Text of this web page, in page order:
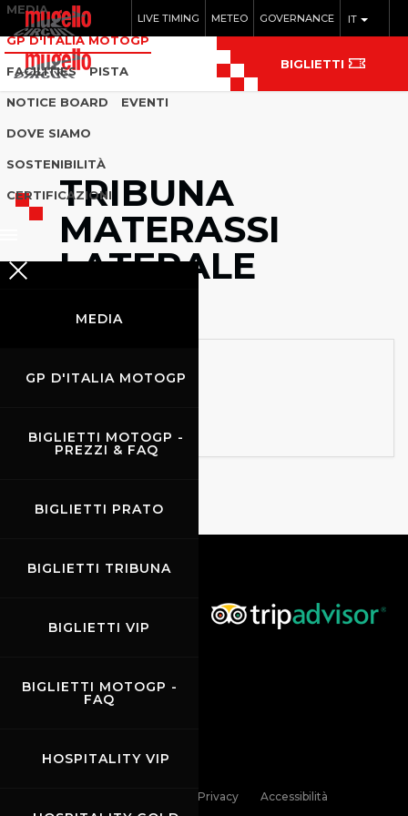
IT
LIVE TIMING METEO GOVERNANCE
MEDIA
GP D'ITALIA MOTOGP
FACILITIES PISTA
NOTICE BOARD EVENTI
DOVE SIAMO
SOSTENIBILITÀ
CERTIFICAZIONI
MEDIA
GP D'ITALIA MOTOGP
BIGLIETTI MOTOGP -
PREZZI & FAQ
BIGLIETTI PRATO
BIGLIETTI TRIBUNA
BIGLIETTI VIP
BIGLIETTI MOTOGP -
FAQ
HOSPITALITY VIP
BIGLIETTI
TRIBUNA
MATERASSI
LATERALE
Privacy Accessibilità